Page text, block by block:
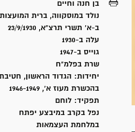
בן חנה וחיים
נולד במוסקווה, ברית המועצות
ב-א' תשרי תרצ"א, 23/9/1930
עלה ב-1930
גוייס ב-1947
שרת בפלמ"ח
יחידות: הגדוד הראשון,
בהכשרת מעוז א', 1946-1949
תפקיד: לוחם
נפל בקרב במיבצע יפתח
במלחמת העצמאות